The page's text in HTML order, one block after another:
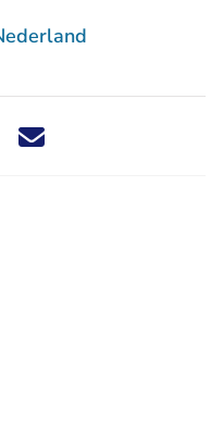
dit nieuwsbericht via X -
Deel dit nieuwsbericht via
Deel dit nieuwsbericht
Deel dit